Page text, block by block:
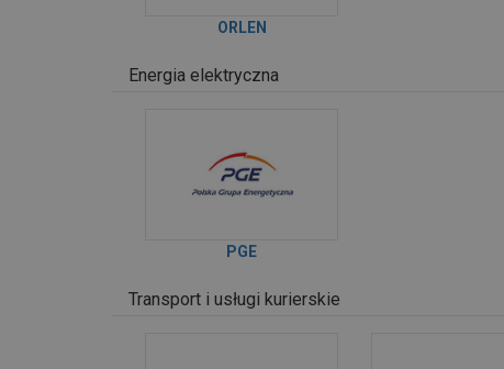
ORLEN
Energia elektryczna
PGE
Transport i usługi kurierskie